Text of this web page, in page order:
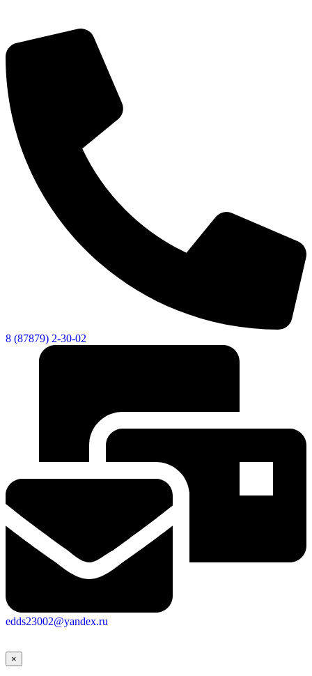
8 (87879) 2-30-02
edds23002@yandex.ru
×